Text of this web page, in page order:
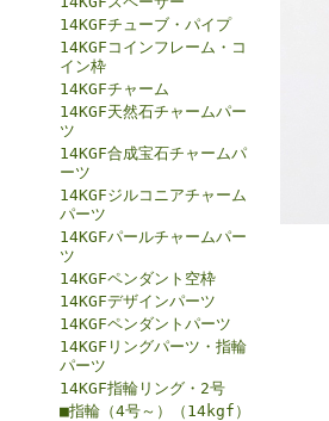
14KGFチューブ・パイプ
14KGFコインフレーム・コ
イン枠
14KGFチャーム
14KGF天然石チャームパー
ツ
14KGF合成宝石チャームパ
ーツ
14KGFジルコニアチャーム
パーツ
14KGFパールチャームパー
ツ
14KGFペンダント空枠
14KGFデザインパーツ
14KGFペンダントパーツ
14KGFリングパーツ・指輪
パーツ
14KGF指輪リング・2号
■指輪（4号～）（14kgf）